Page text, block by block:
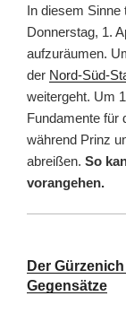
In diesem Sinne
Donnerstag, 1.
aufzuräumen.
der Nord-Süd-
weitergeht. Um
Fundamente für
während Prinz
abreißen. So
vorangehen.
Der
Gegensätze